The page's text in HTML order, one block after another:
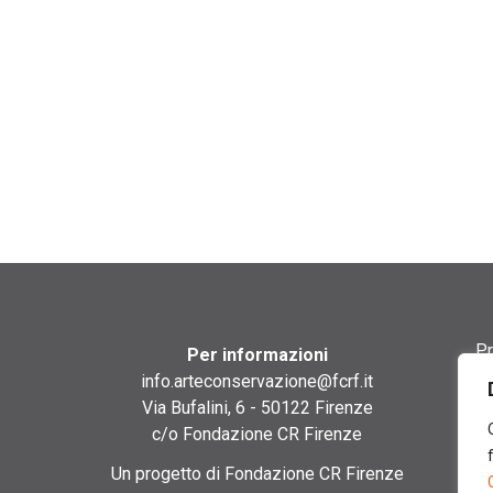
Per informazioni
info.arteconservazione@fcrf.it
Via Bufalini, 6 - 50122 Firenze
c/o Fondazione CR Firenze
Un progetto di Fondazione CR Firenze